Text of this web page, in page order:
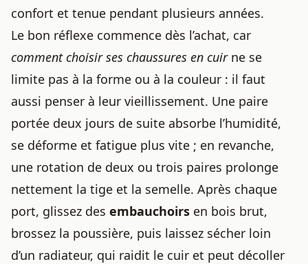
confort et tenue pendant plusieurs années.
Le bon réflexe commence dès l’achat, car
comment choisir ses chaussures en cuirne se
limite pas à la forme ou à la couleur : il faut
aussi penser à leur vieillissement. Une paire
portée deux jours de suite absorbe l’humidité,
se déforme et fatigue plus vite ; en revanche,
une rotation de deux ou trois paires prolonge
nettement la tige et la semelle. Après chaque
port, glissez des embauchoirs en bois brut,
brossez la poussière, puis laissez sécher loin
d’un radiateur, qui raidit le cuir et peut décoller